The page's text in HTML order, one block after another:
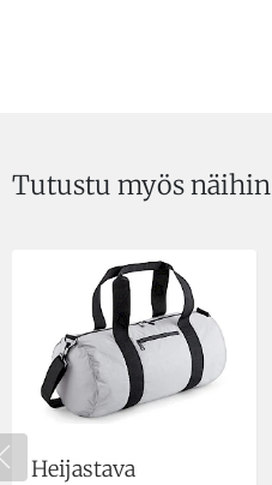
Tutustu myös näihin
Heijastava